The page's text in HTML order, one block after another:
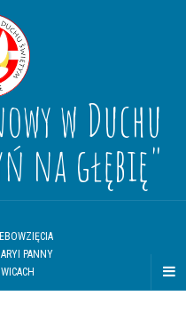
w Duchu
na głębię"
PANNY